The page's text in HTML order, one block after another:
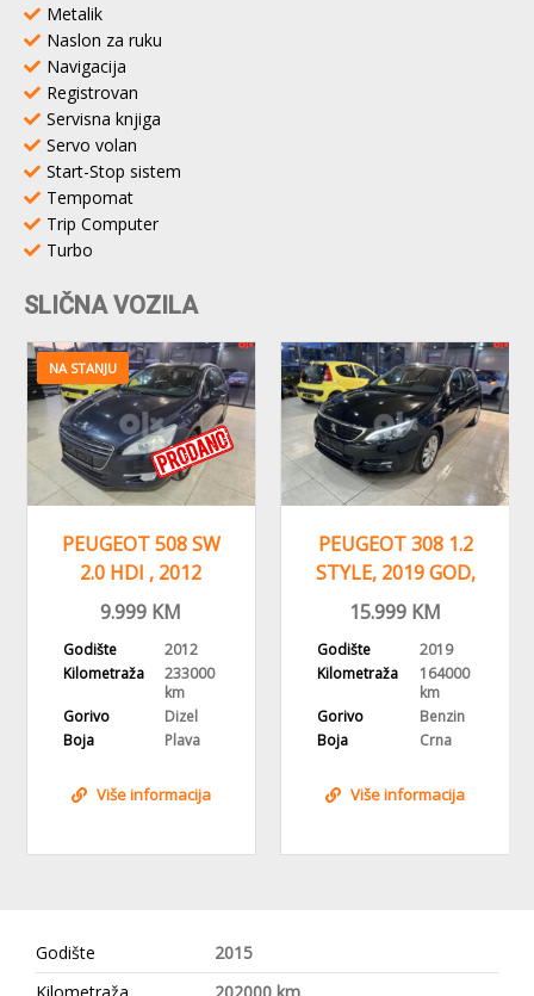
Metalik
Naslon za ruku
Navigacija
Registrovan
Servisna knjiga
Servo volan
Start-Stop sistem
Tempomat
Trip Computer
Turbo
SLIČNA VOZILA
NA STANJU
PEUGEOT 508 SW
2.0 HDI , 2012
GODINA,
9.999 KM
Godište
2012
Kilometraža
233000
km
Gorivo
Dizel
Boja
Plava
Više informacija
PEUGEOT 308 1.2
STYLE, 2019 GOD,
NAVIGACIJA,ALU
15.999 KM
Godište
2019
Kilometraža
164000
km
Gorivo
Benzin
Boja
Crna
Više informacija
Godište
2015